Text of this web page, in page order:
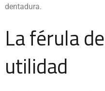
dentadura.
La férula
utilidad